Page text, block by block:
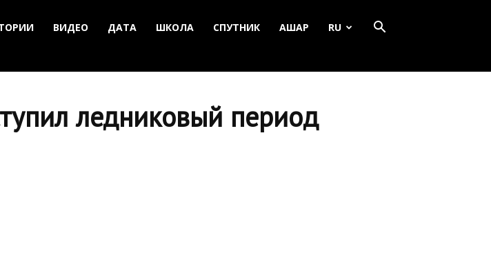
ВИДЕО ДАТА ШКОЛА СПУТНИК АШАР RU
ледниковый период